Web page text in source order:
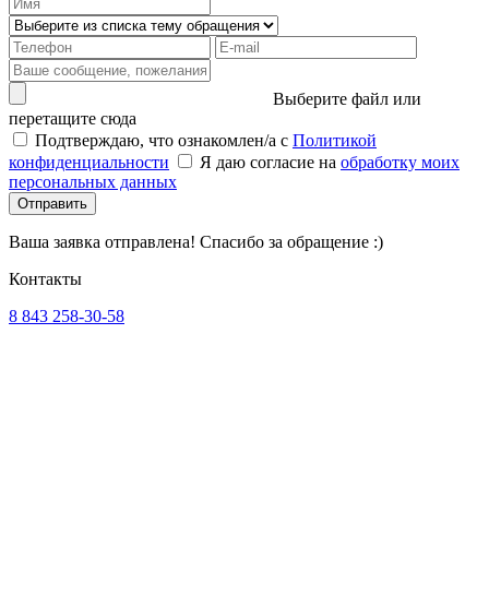
Выберите файл или
перетащите сюда
Подтверждаю, что ознакомлен/а с Политикой
конфиденциальности
Я даю согласие на обработку моих
персональных данных
Отправить
Ваша заявка отправлена! Спасибо за обращение :)
Контакты
8 843 258-30-58